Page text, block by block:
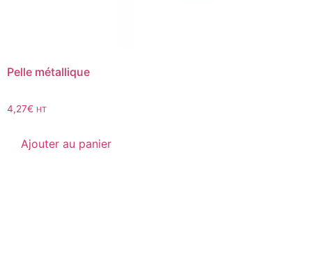
Pelle métallique
4,27€ HT
Ajouter au panier